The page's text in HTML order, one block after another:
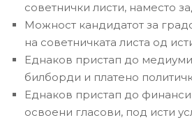
советнички листи, наместо
Можност кандидатот за
на советничката листа од
Еднаков пристап до
билборди и платено
Еднаков пристап до
освоени гласови, под исти